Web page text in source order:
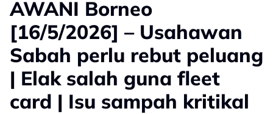
AWANI Borneo
[16/5/2026] – Usahawan
Sabah perlu rebut peluang
| Elak salah guna fleet
card | Isu sampah kritikal